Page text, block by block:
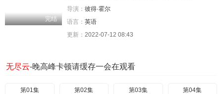
完结
导演： 彼得·霍尔
语言： 英语
更新： 2022-07-12 08:43
无尽云-晚高峰卡顿请缓存一会在观看
第01集 第02集 第03集 第04集